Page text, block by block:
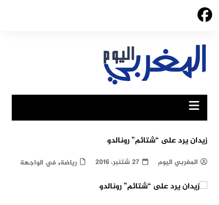
Skip
زيدان يرد على “شتائم” رونالدو
المغربي اليوم 27 شتنبر، 2016 رياضة, في الواجهة